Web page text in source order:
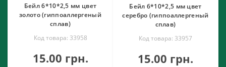
Бейл 6*10*2,5 мм цвет
золото (гиппоаллергеный
сплав)
Код товара: 33958
15.00 грн.
Бейл 6*10*2,5 мм цвет
серебро (гиппоаллергеный
сплав)
Код товара: 33957
15.00 грн.